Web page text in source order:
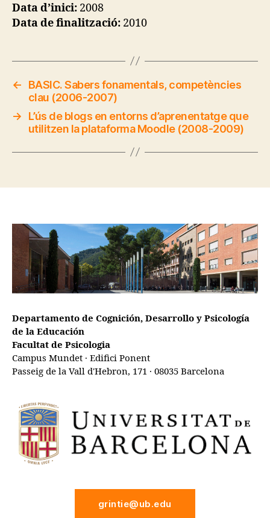
Data d’inici: 2008
Data de finalització: 2010
←
BASIC. Sabers fonamentals, competències
clau (2006-2007)
→
L’ús de blogs en entorns d’aprenentatge que
utilitzen la plataforma Moodle (2008-2009)
Departamento de Cognición, Desarrollo y Psicología
de la Educación
Facultat de Psicologia
Campus Mundet · Edifici Ponent
Passeig de la Vall d'Hebron, 171 · 08035 Barcelona
grintie@ub.edu